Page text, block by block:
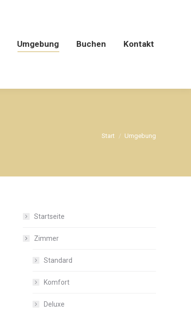
Umgebung Buchen Kontakt
Sie befinden sich
Start Umgebung
Startseite
Zimmer
Standard
Komfort
Deluxe